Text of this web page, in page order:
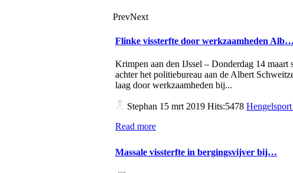
PrevNext
Flinke vissterfte door werkzaamheden Alb…
Krimpen aan den IJssel – Donderdag 14
achter het politiebureau aan de Albert
laag door werkzaamheden bij...
Stephan 15 mrt 2019 Hits:5478
Read more
Massale vissterfte in bergingsvijver bij…